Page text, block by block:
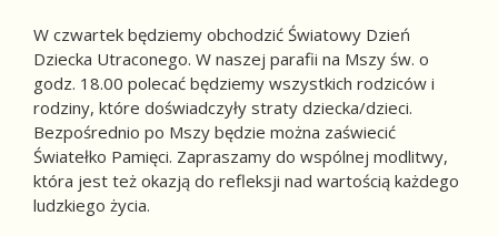
W czwartek będziemy obchodzić Światowy Dzień
Dziecka Utraconego. W naszej parafii na Mszy św. o
godz. 18.00 polecać będziemy wszystkich rodziców i
rodziny, które doświadczyły straty dziecka/dzieci.
Bezpośrednio po Mszy będzie można zaświecić
Światełko Pamięci. Zapraszamy do wspólnej modlitwy,
która jest też okazją do refleksji nad wartością każdego
ludzkiego życia.